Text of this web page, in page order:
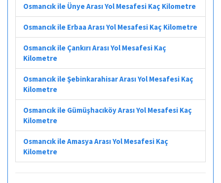
Osmancık ile Ünye Arası Yol Mesafesi Kaç Kilometre
Osmancık ile Erbaa Arası Yol Mesafesi Kaç Kilometre
Osmancık ile Çankırı Arası Yol Mesafesi Kaç
Kilometre
Osmancık ile Şebinkarahisar Arası Yol Mesafesi Kaç
Kilometre
Osmancık ile Gümüşhacıköy Arası Yol Mesafesi Kaç
Kilometre
Osmancık ile Amasya Arası Yol Mesafesi Kaç
Kilometre